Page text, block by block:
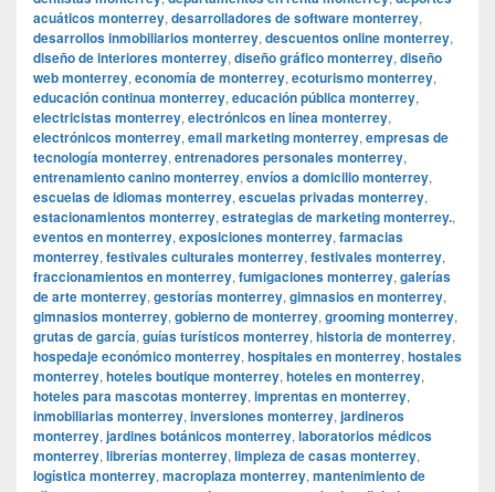
acuáticos monterrey, desarrolladores de software monterrey,
desarrollos inmobiliarios monterrey, descuentos online monterrey,
diseño de interiores monterrey, diseño gráfico monterrey, diseño
web monterrey, economía de monterrey, ecoturismo monterrey,
educación continua monterrey, educación pública monterrey,
electricistas monterrey, electrónicos en línea monterrey,
electrónicos monterrey, email marketing monterrey, empresas de
tecnología monterrey, entrenadores personales monterrey,
entrenamiento canino monterrey, envíos a domicilio monterrey,
escuelas de idiomas monterrey, escuelas privadas monterrey,
estacionamientos monterrey, estrategias de marketing monterrey.,
eventos en monterrey, exposiciones monterrey, farmacias
monterrey, festivales culturales monterrey, festivales monterrey,
fraccionamientos en monterrey, fumigaciones monterrey, galerías
de arte monterrey, gestorías monterrey, gimnasios en monterrey,
gimnasios monterrey, gobierno de monterrey, grooming monterrey,
grutas de garcía, guías turísticos monterrey, historia de monterrey,
hospedaje económico monterrey, hospitales en monterrey, hostales
monterrey, hoteles boutique monterrey, hoteles en monterrey,
hoteles para mascotas monterrey, imprentas en monterrey,
inmobiliarias monterrey, inversiones monterrey, jardineros
monterrey, jardines botánicos monterrey, laboratorios médicos
monterrey, librerías monterrey, limpieza de casas monterrey,
logística monterrey, macroplaza monterrey, mantenimiento de